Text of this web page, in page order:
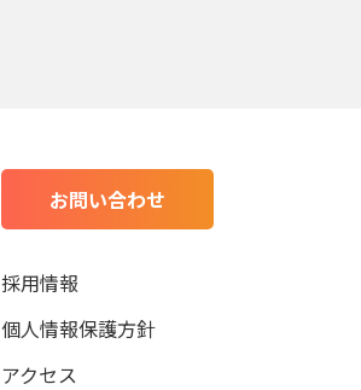
お問い合わせ
採用情報
個人情報保護方針
アクセス